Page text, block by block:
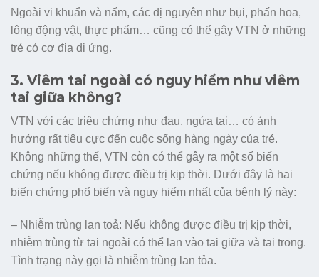
Ngoài vi khuẩn và nấm, các dị nguyên như bụi, phấn hoa,
lông động vật, thực phẩm… cũng có thể gây VTN ở những
trẻ có cơ địa dị ứng.
3. Viêm tai ngoài có nguy hiểm như viêm
tai giữa không?
VTN với các triệu chứng như đau, ngứa tai… có ảnh
hưởng rất tiêu cực đến cuộc sống hàng ngày của trẻ.
Không những thế, VTN còn có thể gây ra một số biến
chứng nếu không được điều trị kịp thời. Dưới đây là hai
biến chứng phổ biến và nguy hiểm nhất của bệnh lý này:
– Nhiễm trùng lan toả: Nếu không được điều trị kịp thời,
nhiễm trùng từ tai ngoài có thể lan vào tai giữa và tai trong.
Tình trạng này gọi là nhiễm trùng lan tỏa.